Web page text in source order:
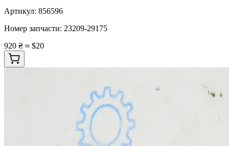
Артикул: 856596
Номер запчасти: 23209-29175
920 ₴ ≈ $20